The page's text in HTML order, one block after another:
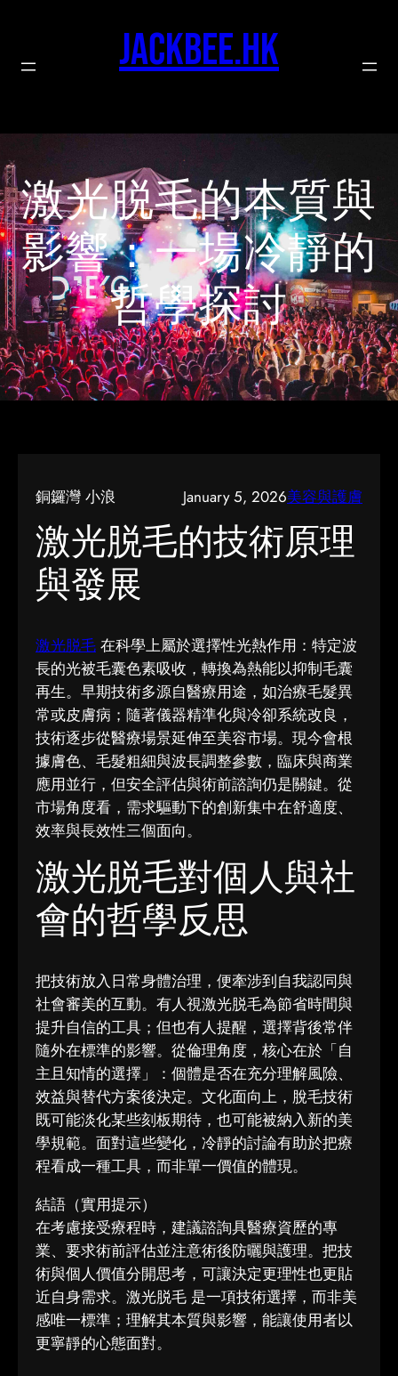
content
jackbee.hk
激光脱毛的本質與
影響：一場冷靜的
哲學探討
銅鑼灣 小浪 January 5, 2026美容與護膚
激光脱毛的技術原理
與發展
激光脱毛 在科學上屬於選擇性光熱作用：特定波
長的光被毛囊色素吸收，轉換為熱能以抑制毛囊
再生。早期技術多源自醫療用途，如治療毛髮異
常或皮膚病；隨著儀器精準化與冷卻系統改良，
技術逐步從醫療場景延伸至美容市場。現今會根
據膚色、毛髮粗細與波長調整參數，臨床與商業
應用並行，但安全評估與術前諮詢仍是關鍵。從
市場角度看，需求驅動下的創新集中在舒適度、
效率與長效性三個面向。
激光脱毛對個人與社
會的哲學反思
把技術放入日常身體治理，便牽涉到自我認同與
社會審美的互動。有人視激光脱毛為節省時間與
提升自信的工具；但也有人提醒，選擇背後常伴
隨外在標準的影響。從倫理角度，核心在於「自
主且知情的選擇」：個體是否在充分理解風險、
效益與替代方案後決定。文化面向上，脫毛技術
既可能淡化某些刻板期待，也可能被納入新的美
學規範。面對這些變化，冷靜的討論有助於把療
程看成一種工具，而非單一價值的體現。
結語（實用提示）
在考慮接受療程時，建議諮詢具醫療資歷的專
業、要求術前評估並注意術後防曬與護理。把技
術與個人價值分開思考，可讓決定更理性也更貼
近自身需求。激光脱毛 是一項技術選擇，而非美
感唯一標準；理解其本質與影響，能讓使用者以
更寧靜的心態面對。